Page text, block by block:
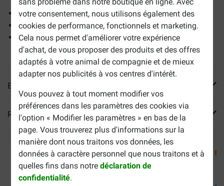
votre consentement, nous utilisons également des
cookies de performance, fonctionnels et marketing.
Cela nous permet d'améliorer votre expérience
d'achat, de vous proposer des produits et des offres
adaptés à votre animal de compagnie et de mieux
adapter nos publicités à vos centres d'intérêt.
Vous pouvez à tout moment modifier vos
préférences dans les paramètres des cookies via
l'option « Modifier les paramètres » en bas de la
page. Vous trouverez plus d'informations sur la
manière dont nous traitons vos données, les
données à caractère personnel que nous traitons et à
quelles fins dans notredéclaration de
confidentialité.
Aide à réduire la sensation de faim
Contribue à maintenir la force musculaire
Convient également aux chattes stérilisées et aux chats
castrés
En savoir plus
Reviews